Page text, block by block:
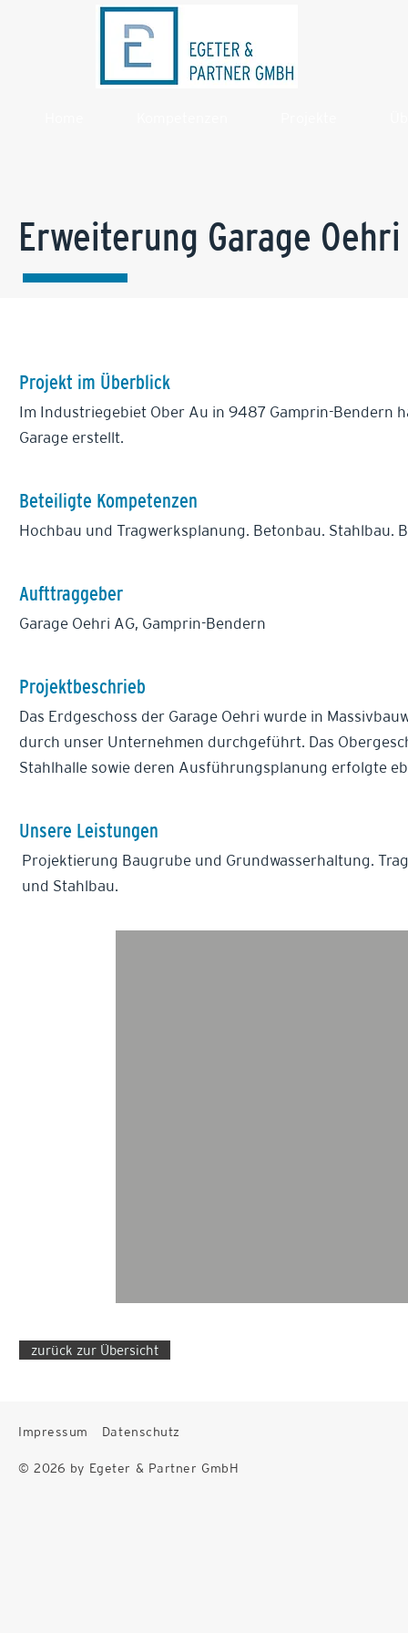
Erweiterung Garage
Projekt im Überblick
Im Industriegebiet Ober Au in 9487 Gamprin-Bendern
Garage erstellt.
Beteiligte Kompetenzen
Hochbau und Tragwerksplanung. Betonbau. Stahlbau.
Aufttraggeber
Garage Oehri AG, Gamprin-Bendern
Projektbeschrieb
Das Erdgeschoss der Garage Oehri wurde in
durch unser Unternehmen durchgeführt. Das
Stahlhalle sowie deren Ausführungsplanung erfolgte
Unsere Leistungen
Projektierung Baugrube und Grundwasserhaltung.
und Stahlbau.
zurück zur Übersicht
Impressum Datenschutz
© 2026 by Egeter & Partner GmbH